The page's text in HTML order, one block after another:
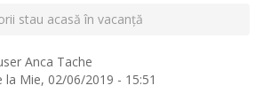
stau acasă în vacanță
la Mie, 02/06/2019 - 15:51